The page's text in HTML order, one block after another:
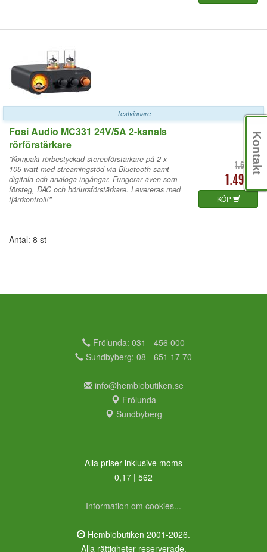
Testvinnare
Fosi Audio MC331 24V/5A 2-kanals
rörförstärkare
1.689:-
1.490:-
KÖP
"Kompakt rörbestyckad stereoförstärkare på 2 x
105 watt med streamingstöd via Bluetooth samt
digitala och analoga ingångar. Fungerar även som
försteg, DAC och hörlursförstärkare. Levereras med
fjärrkontroll!"
Antal: 8 st
Frölunda: 031 - 456 000
Sundbyberg: 08 - 651 17 70
info@hembiobutiken.se
Frölunda
Sundbyberg
Alla priser inklusive moms
0,17 | 562
Information om cookies...
Hembiobutiken 2001-2026.
Alla rättigheter reserverade.
Kontakt